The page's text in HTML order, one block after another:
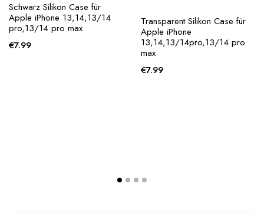
Schwarz Silikon Case für
Apple iPhone 13,14,13/14
pro,13/14 pro max
€7.99
Transparent Silikon Case für
Apple iPhone
13,14,13/14pro,13/14 pro
max
€7.99